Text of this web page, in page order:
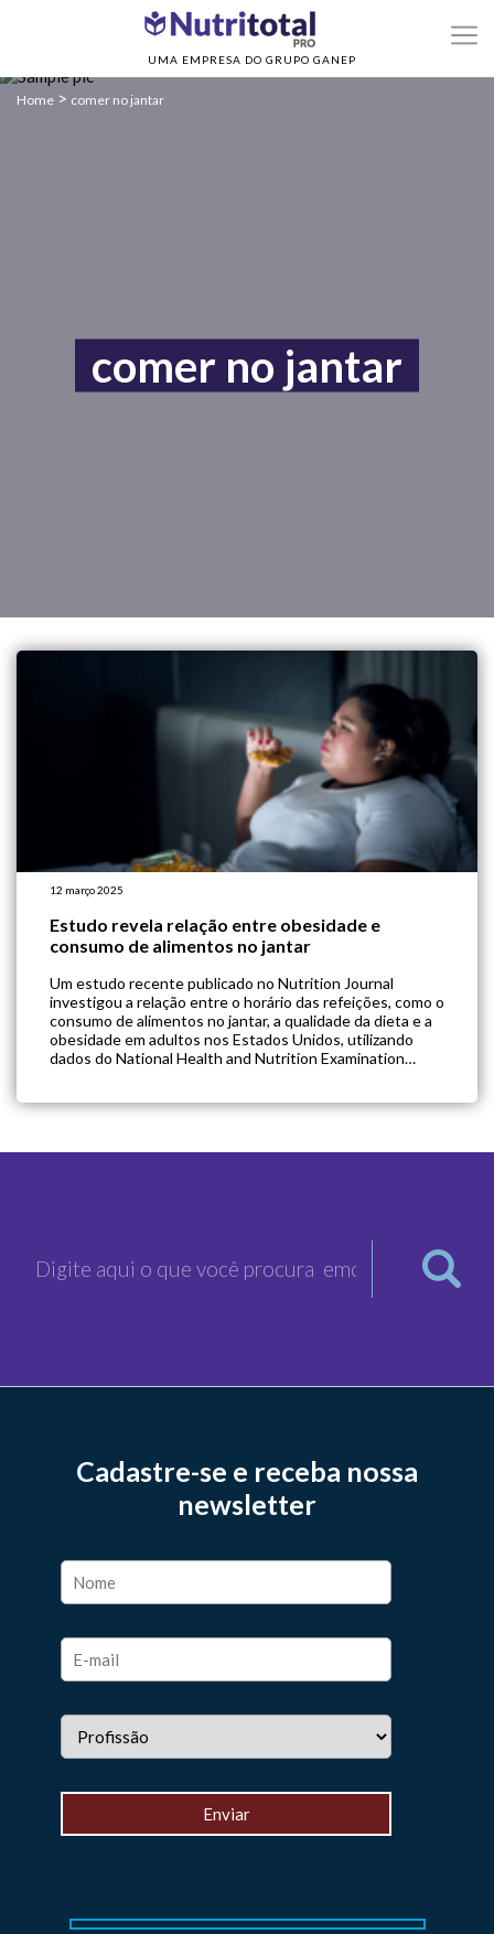
UMA EMPRESA DO GRUPO GANEP
Home > comer no jantar
comer no jantar
12 março 2025
Estudo revela relação entre obesidade e
consumo de alimentos no jantar
Um estudo recente publicado no Nutrition Journal
investigou a relação entre o horário das refeições, como o
consumo de alimentos no jantar, a qualidade da dieta e a
obesidade em adultos nos Estados Unidos, utilizando
dados do National Health and Nutrition Examination
Cadastre-se e receba nossa
newsletter